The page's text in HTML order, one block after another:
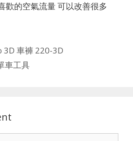
歡的空氣流量 可以改善很多
車褲 220-3D
車工具